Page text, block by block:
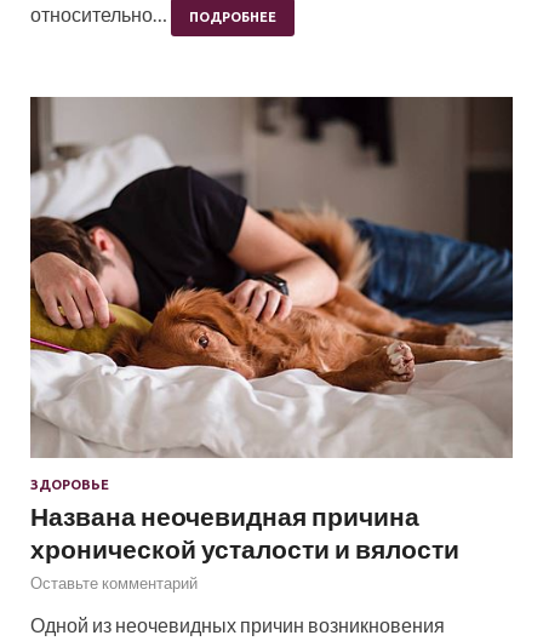
относительно…
ПОДРОБНЕЕ
ЗДОРОВЬЕ
Названа неочевидная причина
хронической усталости и вялости
Оставьте комментарий
Одной из неочевидных причин возникновения